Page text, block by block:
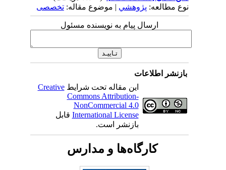
نوع مطالعه:پژوهشي| موضوع مقاله:تخصصی
ارسال پیام به نویسنده مسئول
بازنشر اطلاعات
این مقاله تحت شرایطCreative
Commons Attribution-
NonCommercial 4.0
International Licenseقابل
بازنشر است.
کارگاه‌ها و مدارس